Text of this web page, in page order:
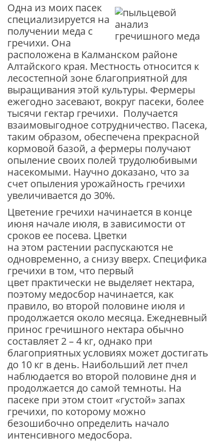
Одна из моих пасек
специализируется на
получении меда с
гречихи. Она
расположена в Калманском районе
Алтайского края. Местность относится к
лесостепной зоне благоприятной для
выращивания этой культуры. Фермеры
ежегодно засевают, вокруг пасеки, более
тысячи гектар гречихи. Получается
взаимовыгодное сотрудничество. Пасека,
таким образом, обеспечена прекрасной
кормовой базой, а фермеры получают
опыление своих полей трудолюбивыми
насекомыми. Научно доказано, что за
счет опыления урожайность гречихи
увеличивается до 30%.
Цветение гречихи начинается в конце
июня начале июля, в зависимости от
сроков ее посева. Цветки
на этом растении распускаются не
одновременно, а снизу вверх. Специфика
гречихи в том, что первый
цвет практически не выделяет нектара,
поэтому медосбор начинается, как
правило, во второй половине июля и
продолжается около месяца. Ежедневный
принос гречишного нектара обычно
составляет 2 – 4 кг, однако при
благоприятных условиях может достигать
до 10 кг в день. Наибольший лет пчел
наблюдается во второй половине дня и
продолжается до самой темноты. На
пасеке при этом стоит «густой» запах
гречихи, по которому можно
безошибочно определить начало
интенсивного медосбора.